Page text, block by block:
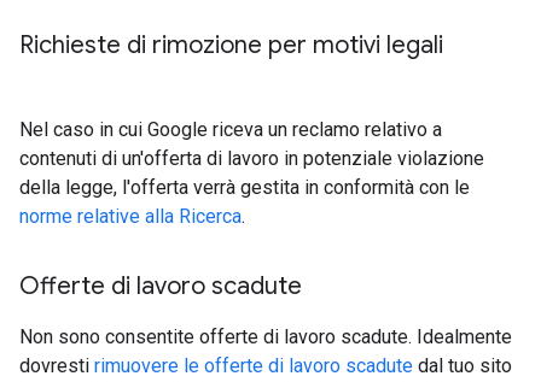
Richieste di rimozione per motivi legali
Nel caso in cui Google riceva un reclamo relativo a
contenuti di un'offerta di lavoro in potenziale violazione
della legge, l'offerta verrà gestita in conformità con le
norme relative alla Ricerca.
Offerte di lavoro scadute
Non sono consentite offerte di lavoro scadute. Idealmente
dovresti rimuovere le offerte di lavoro scadute dal tuo sito